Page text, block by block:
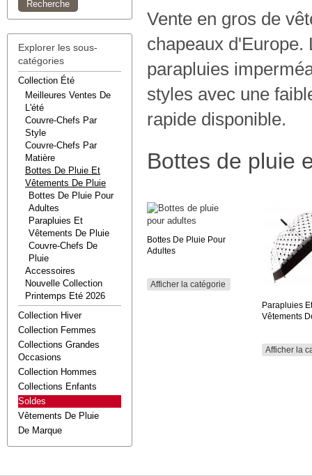
Explorer les sous-
catégories
Collection Été
Meilleures Ventes De
L'été
Couvre-Chefs Par
Style
Couvre-Chefs Par
Matière
Bottes De Pluie Et
Vêtements De Pluie
Bottes De Pluie Pour
Adultes
Parapluies Et
Vêtements De Pluie
Couvre-Chefs De
Pluie
Accessoires
Nouvelle Collection
Printemps Eté 2026
Collection Hiver
Collection Femmes
Collections Grandes
Occasions
Collection Hommes
Collections Enfants
Soldes
Vêtements De Pluie
De Marque
Vente en gros de
chapeaux d'Europe.
parapluies
styles avec une
rapide disponible.
Bottes de pluie
Bottes De Pluie Pour
Adultes
Afficher la catégorie
Parapluies Et
Vêtements
Afficher la